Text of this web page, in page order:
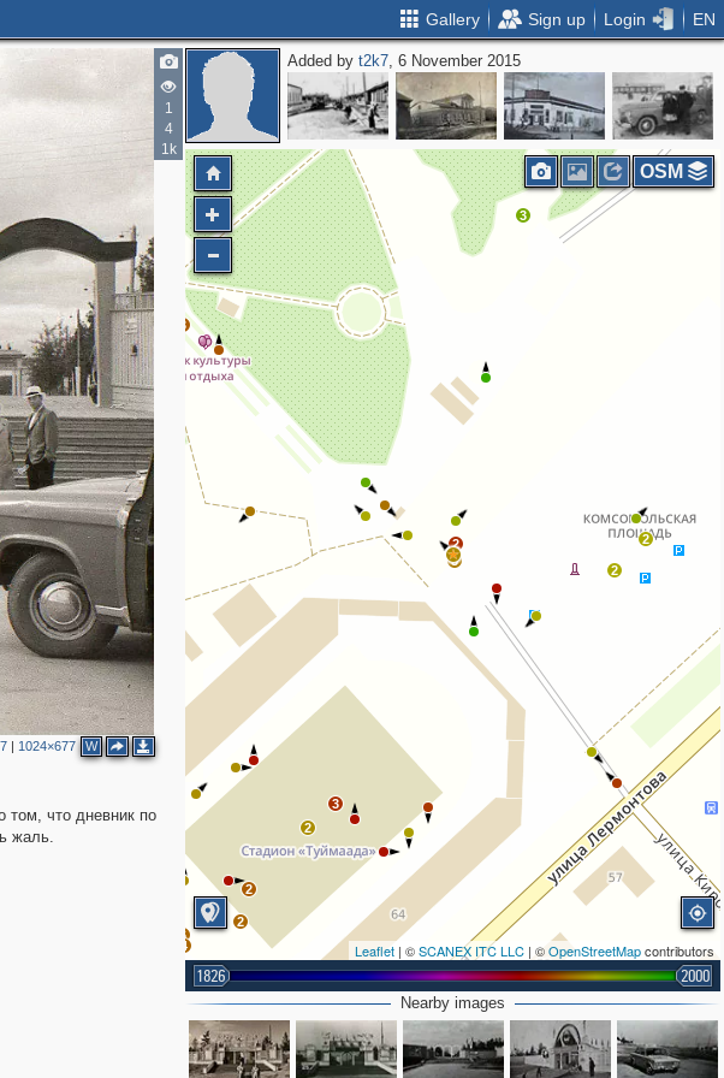
Gallery Sign up Login EN
1
4
1k
| 1024×677 W
что дневник по
жаль.
Added byt2k7, 6 November 2015
6
3
3
2
2
3
2
2
2
4
2
3
Leaflet | ©SCANEX ITC LLC | ©OpenStreetMapcontributors
1826 2000
OSM
Nearby images